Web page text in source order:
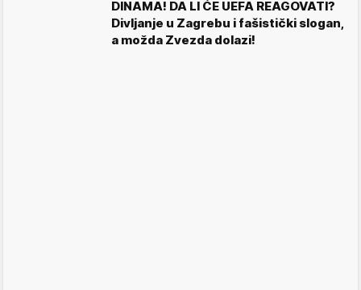
DINAMA! DA LI ĆE UEFA REAGOVATI?
Divljanje u Zagrebu i fašistički slogan,
a možda Zvezda dolazi!